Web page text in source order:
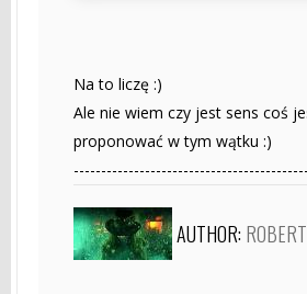
Na to liczę :)
Ale nie wiem czy jest sens coś
proponować w tym wątku :)
AUTHOR: ROBERT